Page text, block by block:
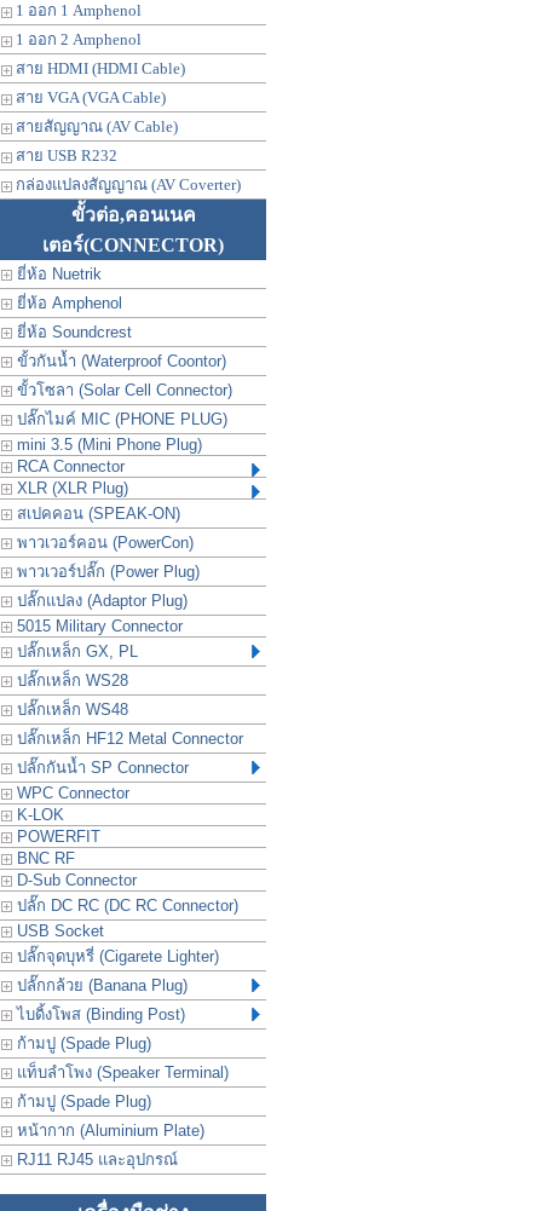
1 ออก 1 Amphenol
1 ออก 2 Amphenol
สาย HDMI (HDMI Cable)
สาย VGA (VGA Cable)
สายสัญญาณ (AV Cable)
สาย USB R232
กล่องแปลงสัญญาณ (AV Coverter)
ขั้วต่อ,คอนเนค
เตอร์(CONNECTOR)
ยี่ห้อ Nuetrik
ยี่ห้อ Amphenol
ยี่ห้อ Soundcrest
ขั้วกันน้ำ (Waterproof Coontor)
ขั้วโซลา (Solar Cell Connector)
ปลั๊กไมค์ MIC (PHONE PLUG)
mini 3.5 (Mini Phone Plug)
RCA Connector
XLR (XLR Plug)
สเปคคอน (SPEAK-ON)
พาวเวอร์คอน (PowerCon)
พาวเวอร์ปลั๊ก (Power Plug)
ปลั๊กแปลง (Adaptor Plug)
5015 Military Connector
ปลั๊กเหล็ก GX, PL
ปลั๊กเหล็ก WS28
ปลั๊กเหล็ก WS48
ปลั๊กเหล็ก HF12 Metal Connector
ปลั๊กกันน้ำ SP Connector
WPC Connector
K-LOK
POWERFIT
BNC RF
D-Sub Connector
ปลั๊ก DC RC (DC RC Connector)
USB Socket
ปลั๊กจุดบุหรี่ (Cigarete Lighter)
ปลั๊กกล้วย (Banana Plug)
ไบดิ้งโพส (Binding Post)
ก้ามปู (Spade Plug)
แท็บลำโพง (Speaker Terminal)
ก้ามปู (Spade Plug)
หน้ากาก (Aluminium Plate)
RJ11 RJ45 และอุปกรณ์